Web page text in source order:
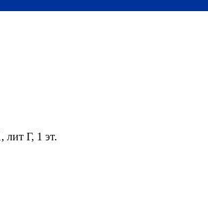
лит Г, 1 эт.